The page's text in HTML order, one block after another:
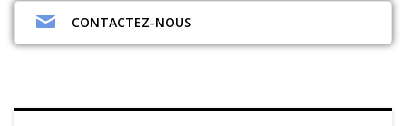
CONTACTEZ-NOUS